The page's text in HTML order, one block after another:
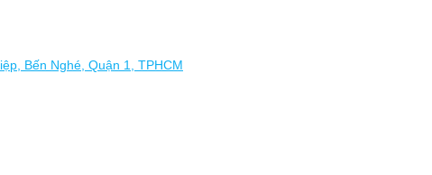
Bến Nghé, Quận 1, TPHCM